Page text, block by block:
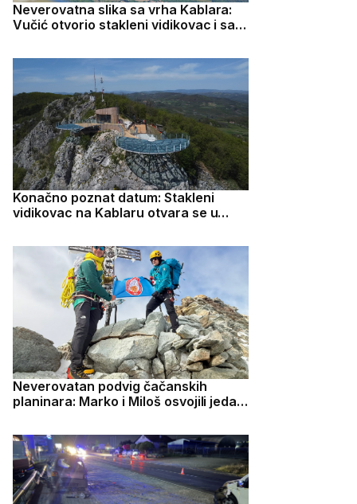
Neverovatna slika sa vrha Kablara:
Vučić otvorio stakleni vidikovac i sam
može da izdrži preko 130 tona
Konačno poznat datum: Stakleni
vidikovac na Kablaru otvara se u
Neverovatan podvig čačanskih
planinara: Marko i Miloš osvojili jedan